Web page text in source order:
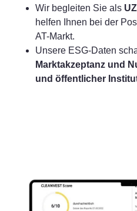
Wir begleiten Sie als
helfen Ihnen bei der
AT-Markt.
Unsere ESG-Daten
Marktakzeptanz und
und öffentlicher